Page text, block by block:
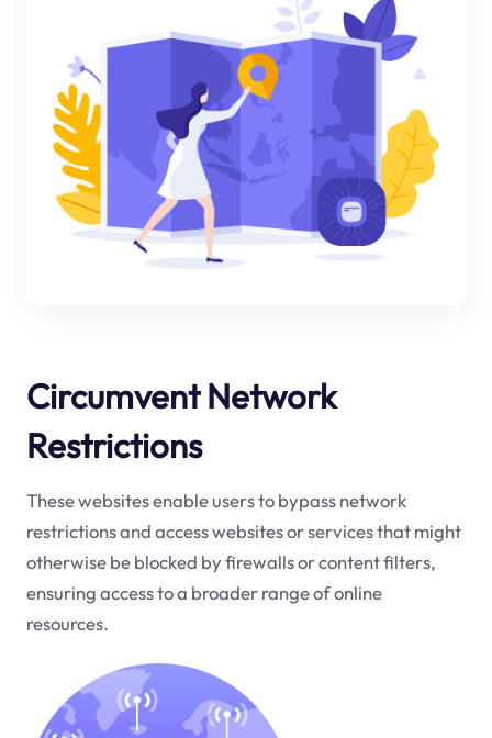
Circumvent Network
Restrictions
These websites enable users to bypass network
restrictions and access websites or services that might
otherwise be blocked by firewalls or content filters,
ensuring access to a broader range of online
resources.